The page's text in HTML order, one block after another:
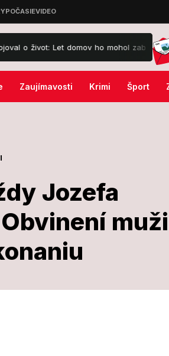
Let domov ho mohol zabiť! KVÍZ
Zaujímavosti Krimi Šport
Jozefa
muži
vraždy